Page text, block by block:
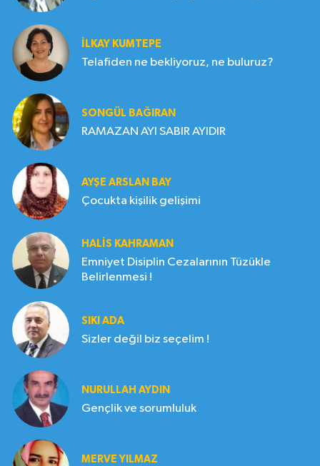
İLKAY KUMTEPE
Telafiden ne bekliyoruz, ne buluruz?
SONGÜL BAĞIRAN
RAMAZAN AYI SABIR AYIDIR
AYŞE ARSLAN BAY
Çocukta kişilik gelişimi
HALIS KAHRAMAN
Emniyet Disiplin Cezalarının Tüzükle
Belirlenmesi !
SIKI ADA
Sizler değil biz seçelim !
NURULLAH AYDIN
Gençlik ve sorumluluk
MERVE YILMAZ